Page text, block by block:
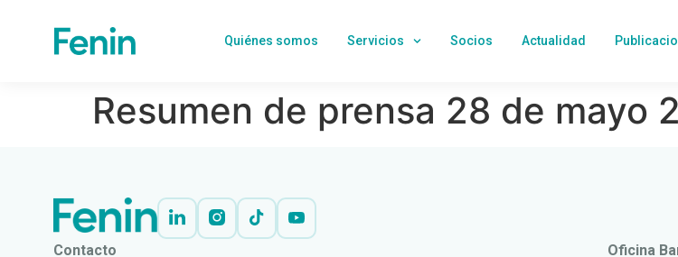
Quiénes somos Servicios Socios Actualidad
Resumen de prensa 28 de mayo
Contacto Oficina